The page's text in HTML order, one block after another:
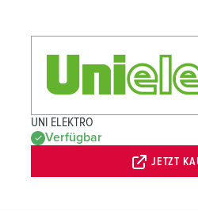
UNI ELEKTRO
Verfügbar
JETZT